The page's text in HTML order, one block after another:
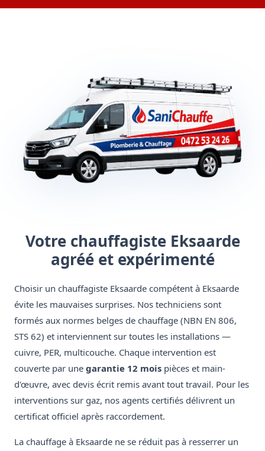
Votre chauffagiste Eksaarde
agréé et expérimenté
Choisir un chauffagiste Eksaarde compétent à Eksaarde
évite les mauvaises surprises. Nos techniciens sont
formés aux normes belges de chauffage (NBN EN 806,
STS 62) et interviennent sur toutes les installations —
cuivre, PER, multicouche. Chaque intervention est
couverte par une garantie 12 mois pièces et main-
d'œuvre, avec devis écrit remis avant tout travail. Pour les
interventions sur gaz, nos agents certifiés délivrent un
certificat officiel après raccordement.
La chauffage à Eksaarde ne se réduit pas à resserrer un